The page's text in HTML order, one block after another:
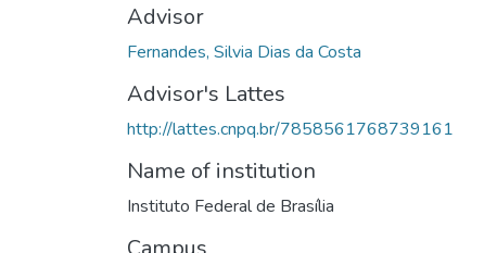
Advisor
Fernandes, Silvia Dias da Costa
Advisor's Lattes
http://lattes.cnpq.br/7858561768739161
Name of institution
Instituto Federal de Brasília